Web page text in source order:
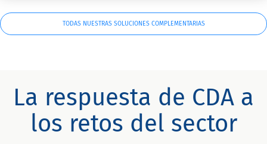
TODAS NUESTRAS SOLUCIONES COMPLEMENTARIAS
La respuesta de CDA a
los retos del sector